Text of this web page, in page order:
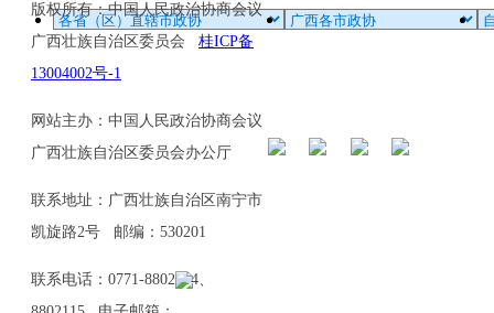
版权所有：中国人民政治协商会议
广西壮族自治区委员会 桂ICP备
13004002号-1
网站主办：中国人民政治协商会议
广西壮族自治区委员会办公厅
联系地址：广西壮族自治区南宁市
凯旋路2号 邮编：530201
联系电话：0771-8802114、